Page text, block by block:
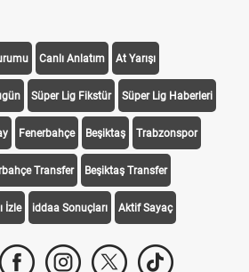
Canlı Anlatım At Yarışı
Süper Lig Fikstür Süper Lig Haberleri
Fenerbahçe Beşiktaş Trabzonspor
Transfer Beşiktaş Transfer
İzle iddaa Sonuçları Aktif Sayaç